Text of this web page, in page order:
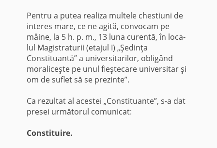
Pentru a putea realiza multele chestiuni de
interes mare, ce ne agită, convocam pe
mâine, la 5 h. p. m., 13 luna curentă, în loca­
lul Magistraturii (etajul I) „Şedinţa
Constituantă” a universi­tarilor, obligând
moraliceşte pe unul fieştecare universitar şi
om de suflet să se prezinte”.
Ca rezultat al acestei „Constituante”, s-a dat
presei următorul comu­nicat:
Constituire.